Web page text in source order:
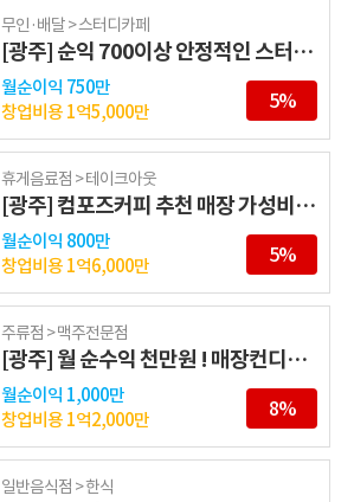
무인·배달 > 스터디카페
[광주] 순익 700이상 안정적인 스터디카페 창업
월순이익 750만
창업비용 1억5,000만 5%
휴게음료점 > 테이크아웃
[광주] 컴포즈커피 추천 매장 가성비 최고 매장!!
월순이익 800만
창업비용 1억6,000만 5%
주류점 > 맥주전문점
[광주] 월 순수익 천만원 ! 매장컨디션우수
월순이익 1,000만
창업비용 1억2,000만 8%
일반음식점 > 한식